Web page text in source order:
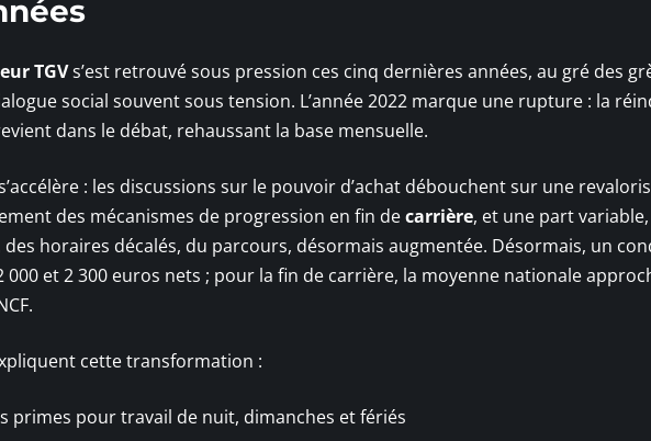
TGVs’est retrouvé sous pression ces cinq dernières années, au gré des
social souvent sous tension. L’année 2022 marque une rupture : la
dans le débat, rehaussant la base mensuelle.
: les discussions sur le pouvoir d’achat débouchent sur une
des mécanismes de progression en fin decarrière, et une part
horaires décalés, du parcours, désormais augmentée. Désormais, un
et 2 300 euros nets ; pour la fin de carrière, la moyenne nationale
cette transformation :
primes pour travail de nuit, dimanches et fériés